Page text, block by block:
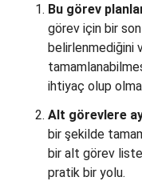
Bu görev
görev için bir
belirlenmediğini
ihtiyaç olup
Alt görevlere
bir şekilde
bir alt görev
pratik bir yolu.